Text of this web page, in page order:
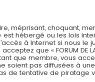
méprisant, choquant,
» est hébergé ou les lois
à Internet si nous le
que « FORUM DE
que membre, vous
pas diffusées à
de tentative de